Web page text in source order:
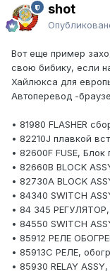
shot
Вот еще пример
свою бибику, если
Хайлюкса для
Автоперевод -
• 81980 FLASHER
• 82210J плавкой
• 82600F FUSE,
• 82660B BLOCK
• 82730A BLOCK
• 84340 SWITCH
• 84 345
• 84550 SWITCH
• 85912 РЕЛЕ
• 85913C РЕЛЕ,
• 85930 RELAY